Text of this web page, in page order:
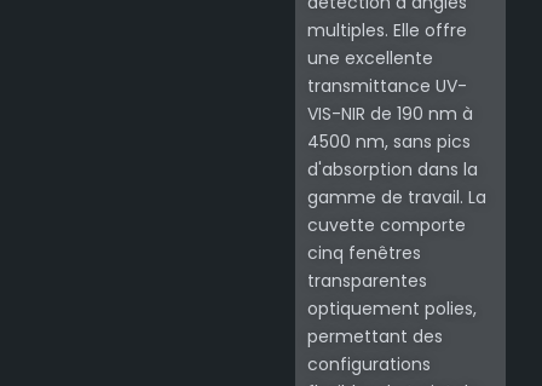
multiples. Elle offre
une excellente
transmittance UV-
VIS-NIR de 190 nm à
4500 nm, sans pics
d'absorption dans la
gamme de travail. La
cuvette comporte
cinq fenêtres
transparentes
optiquement polies,
permettant des
configurations